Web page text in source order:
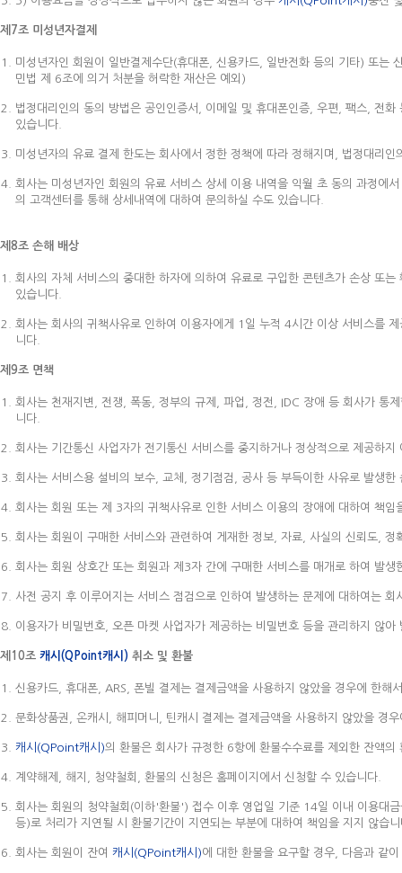
제7조 미성년자결제
미성년자인 회원이 일반결제수단(휴대폰, 신용카드, 일반전화 등의 기타) 또는
민법 제 6조에 의거 처분을 허락한 재산은 예외)
법정대리인의 동의 방법은 공인인증서, 이메일 및 휴대폰인증, 우편, 팩스, 전
있습니다.
미성년자의 유료 결제 한도는 회사에서 정한 정책에 따라 정해지며, 법정대리
회사는 미성년자인 회원의 유료 서비스 상세 이용 내역을 익월 초 동의 과정에
의 고객센터를 통해 상세내역에 대하여 문의하실 수도 있습니다.
제8조 손해 배상
회사의 자체 서비스의 중대한 하자에 의하여 유료로 구입한 콘텐츠가 손상 또
있습니다.
회사는 회사의 귀책사유로 인하여 이용자에게 1일 누적 4시간 이상 서비스를
니다.
제9조 면책
회사는 천재지변, 전쟁, 폭동, 정부의 규제, 파업, 정전, IDC 장애 등 회사가 통
니다.
회사는 기간통신 사업자가 전기통신 서비스를 중지하거나 정상적으로 제공하
회사는 서비스용 설비의 보수, 교체, 정기점검, 공사 등 부득이한 사유로 발생한
회사는 회원 또는 제 3자의 귀책사유로 인한 서비스 이용의 장애에 대하여 책임
회사는 회원이 구매한 서비스와 관련하여 게재한 정보, 자료, 사실의 신뢰도,
회사는 회원 상호간 또는 회원과 제3자 간에 구매한 서비스를 매개로 하여 발
사전 공지 후 이루어지는 서비스 점검으로 인하여 발생하는 문제에 대하여는 회
이용자가 비밀번호, 오픈 마켓 사업자가 제공하는 비밀번호 등을 관리하지 않
제10조 캐시(QPoint캐시) 취소 및 환불
신용카드, 휴대폰, ARS, 폰빌 결제는 결제금액을 사용하지 않았을 경우에 한해
문화상품권, 온캐시, 해피머니, 틴캐시 결제는 결제금액을 사용하지 않았을 경
캐시(QPoint캐시)의 환불은 회사가 규정한 6항에 환불수수료를 제외한 잔액의
계약해제, 해지, 청약철회, 환불의 신청은 홈페이지에서 신청할 수 있습니다.
회사는 회원의 청약철회(이하'환불') 접수 이후 영업일 기준 14일 이내 이용대
등)로 처리가 지연될 시 환불기간이 지연되는 부분에 대하여 책임을 지지 않습
회사는 회원이 잔여 캐시(QPoint캐시)에 대한 환불을 요구할 경우, 다음과 같